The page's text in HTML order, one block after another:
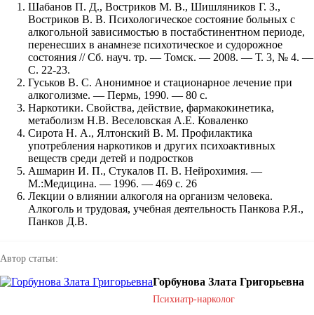
Шабанов П. Д., Востриков М. В., Шишляников Г. З.,
Востриков В. В. Психологическое состояние больных с
алкогольной зависимостью в постабстинентном периоде,
перенесших в анамнезе психотическое и судорожное
состояния // Сб. науч. тр. — Томск. — 2008. — Т. 3, № 4. —
С. 22-23.
Гуськов B. C. Анонимное и стационарное лечение при
алкоголизме. — Пермь, 1990. — 80 с.
Наркотики. Свойства, действие, фармакокинетика,
метаболизм Н.В. Веселовская А.Е. Коваленко
Сирота Н. А., Ялтонский В. М. Профилактика
употребления наркотиков и других психоактивных
веществ среди детей и подростков
Ашмарин И. П., Стукалов П. В. Нейрохимия. —
М.:Медицина. — 1996. — 469 с. 26
Лекции о влиянии алкоголя на организм человека.
Алкоголь и трудовая, учебная деятельность Панкова Р.Я.,
Панков Д.В.
Автор статьи:
Горбунова Злата Григорьевна
Психиатр-нарколог